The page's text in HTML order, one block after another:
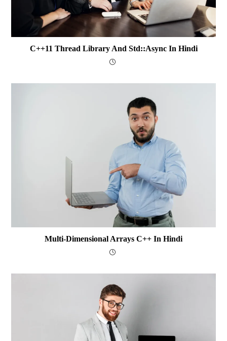
C++11 Thread Library And Std::async In Hindi
Multi-Dimensional Arrays C++ In Hindi